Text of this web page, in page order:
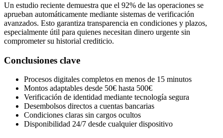
Un estudio reciente demuestra que el 92% de las operaciones se
aprueban automáticamente mediante sistemas de verificación
avanzados. Esto garantiza transparencia en condiciones y plazos,
especialmente útil para quienes necesitan dinero urgente sin
comprometer su historial crediticio.
Conclusiones clave
Procesos digitales completos en menos de 15 minutos
Montos adaptables desde 50€ hasta 500€
Verificación de identidad mediante tecnología segura
Desembolsos directos a cuentas bancarias
Condiciones claras sin cargos ocultos
Disponibilidad 24/7 desde cualquier dispositivo